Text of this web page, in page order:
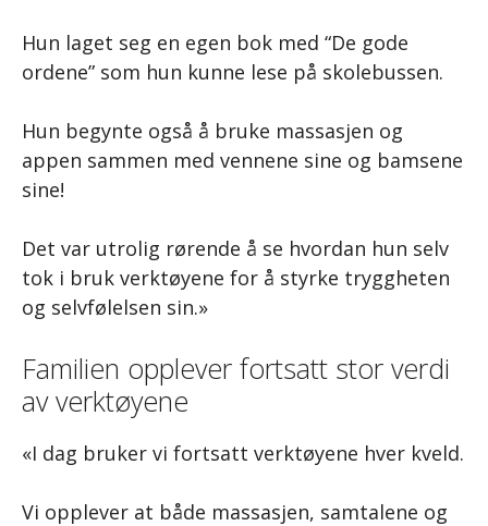
Hun laget seg en egen bok med “De gode
ordene” som hun kunne lese på skolebussen.
Hun begynte også å bruke massasjen og
appen sammen med vennene sine og bamsene
sine!
Det var utrolig rørende å se hvordan hun selv
tok i bruk verktøyene for å styrke tryggheten
og selvfølelsen sin.»
Familien opplever fortsatt stor verdi
av verktøyene
«I dag bruker vi fortsatt verktøyene hver kveld.
Vi opplever at både massasjen, samtalene og